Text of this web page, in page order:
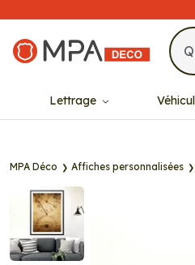
MPA
Lettrage
MPA Déco Affiches personnalisées